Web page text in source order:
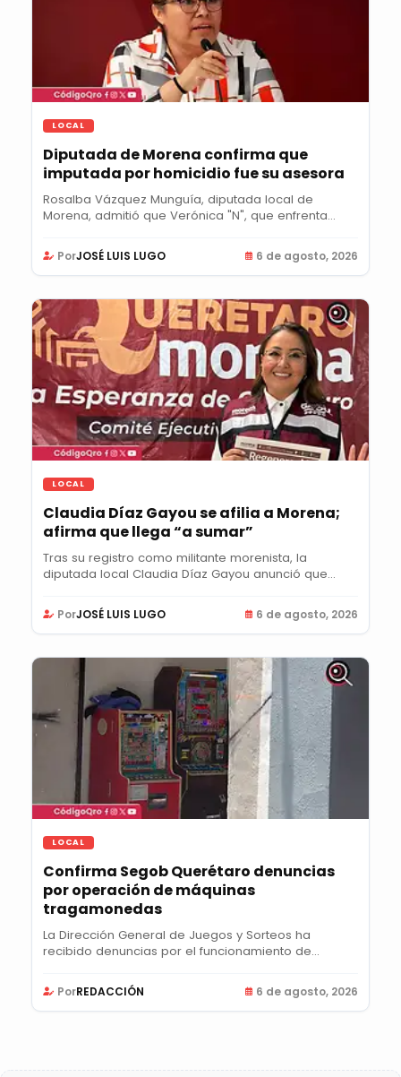
LOCAL
Diputada de Morena confirma que
imputada por homicidio fue su asesora
Rosalba Vázquez Munguía, diputada local de
Morena, admitió que Verónica "N", que enfrenta...
PorJOSÉ LUIS LUGO 6 de agosto, 2026
LOCAL
Claudia Díaz Gayou se afilia a Morena;
afirma que llega “a sumar”
Tras su registro como militante morenista, la
diputada local Claudia Díaz Gayou anunció que...
PorJOSÉ LUIS LUGO 6 de agosto, 2026
LOCAL
Confirma Segob Querétaro denuncias
por operación de máquinas
tragamonedas
La Dirección General de Juegos y Sorteos ha
recibido denuncias por el funcionamiento de
PorREDACCIÓN 6 de agosto, 2026